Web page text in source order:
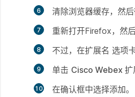
清除浏览器缓存，然
重新打开Firefox，然
不过，在扩展名 选项
单击 Cisco Webex 扩
在确认框中选择添加。